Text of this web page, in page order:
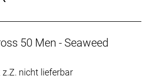
50 Men - Seaweed
z.Z. nicht lieferbar